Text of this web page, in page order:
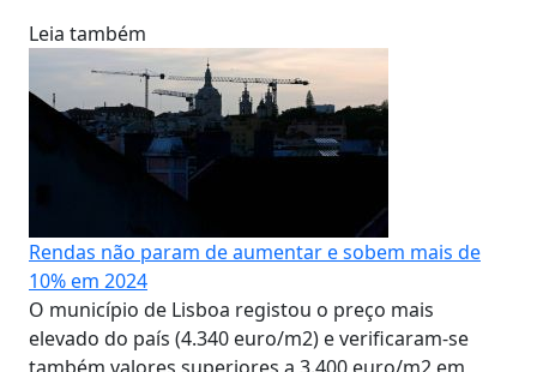
Leia também
Rendas não param de aumentar e sobem mais de
10% em 2024
O município de Lisboa registou o preço mais
elevado do país (4.340 euro/m2) e verificaram-se